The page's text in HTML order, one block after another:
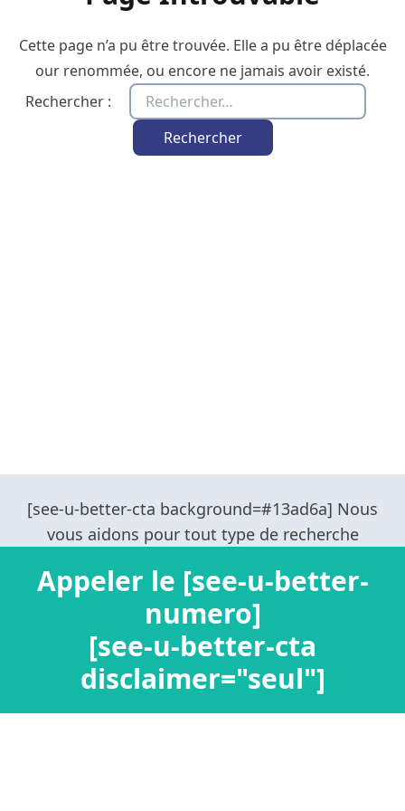
Cette page n’a pu être trouvée. Elle a pu être déplacée
our renommée, ou encore ne jamais avoir existé.
Rechercher :
Appeler le [see-u-better-
numero]
[see-u-better-cta
disclaimer="seul"]